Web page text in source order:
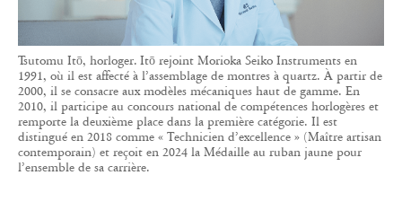
Tsutomu Itō, horloger. Itō rejoint Morioka Seiko Instruments en
1991, où il est affecté à l’assemblage de montres à quartz. À partir de
2000, il se consacre aux modèles mécaniques haut de gamme. En
2010, il participe au concours national de compétences horlogères et
remporte la deuxième place dans la première catégorie. Il est
distingué en 2018 comme « Technicien d’excellence » (Maître artisan
contemporain) et reçoit en 2024 la Médaille au ruban jaune pour
l’ensemble de sa carrière.